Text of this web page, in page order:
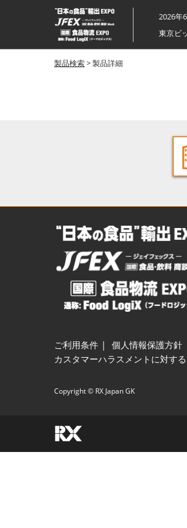
ス
キ
ッ
プ
し
2026年
東京ビ
製品検索> 製品詳細
ご利用条件 個人情報保護方針
カスタマーハラスメントに対す
Copyright © RX Japan GK